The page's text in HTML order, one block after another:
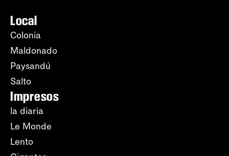
Local
Colonia
Maldonado
Paysandú
Salto
Impresos
la diaria
Le Monde
Lento